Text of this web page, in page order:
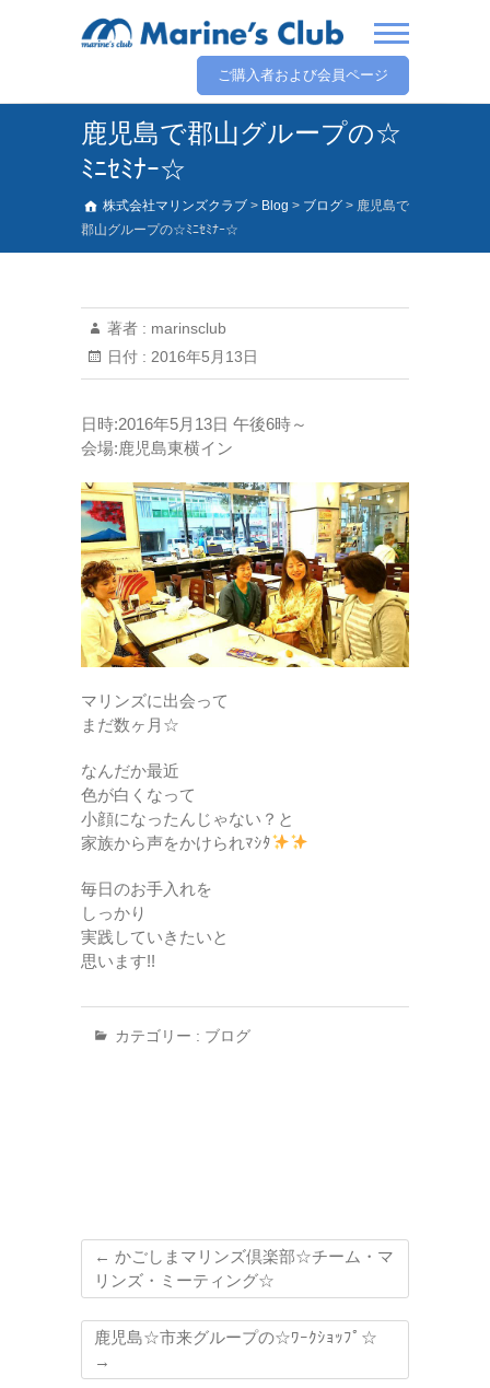
ご購入者および会員ページ
鹿児島で郡山グループの☆
ﾐﾆｾﾐﾅｰ☆
株式会社マリンズクラブ > Blog > ブログ > 鹿児島で
郡山グループの☆ﾐﾆｾﾐﾅｰ☆
著者 : marinsclub
日付 : 2016年5月13日
日時:2016年5月13日 午後6時～
会場:鹿児島東横イン
マリンズに出会って
まだ数ヶ月☆
なんだか最近
色が白くなって
小顔になったんじゃない？と
家族から声をかけられﾏｼﾀ
毎日のお手入れを
しっかり
実践していきたいと
思います!!
カテゴリー : ブログ
← かごしまマリンズ倶楽部☆チーム・マ
リンズ・ミーティング☆
鹿児島☆市来グループの☆ﾜｰｸｼｮｯﾌﾟ☆
→